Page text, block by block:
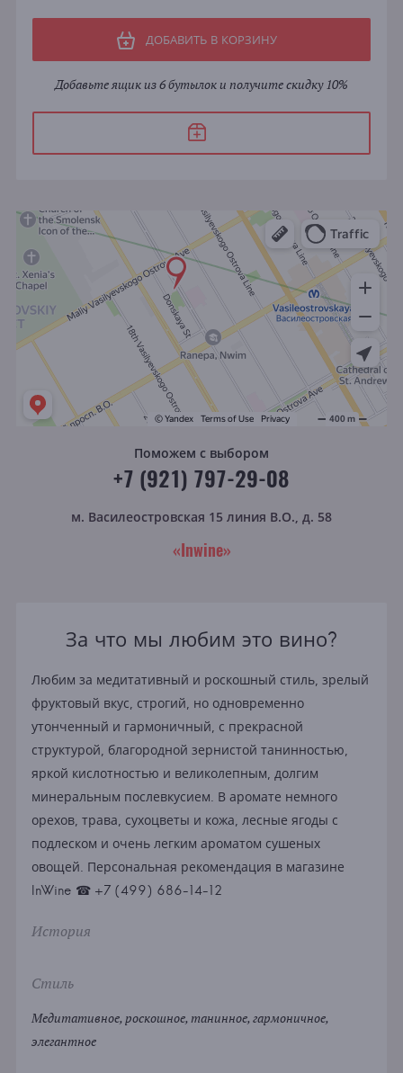
ДОБАВИТЬ В КОРЗИНУ
Добавьте ящик из 6 бутылок и получите скидку 10%
Поможем с выбором
+7 (921) 797-29-08
м. Василеостровская 15 линия В.О., д. 58
«Inwine»
За что мы любим это вино?
Любим за медитативный и роскошный стиль, зрелый
фруктовый вкус, строгий, но одновременно
утонченный и гармоничный, с прекрасной
структурой, благородной зернистой танинностью,
яркой кислотностью и великолепным, долгим
минеральным послевкусием. В аромате немного
орехов, трава, сухоцветы и кожа, лесные ягоды с
подлеском и очень легким ароматом сушеных
овощей. Персональная рекомендация в магазине
InWine ☎ +7 (499) 686-14-12
История
Стиль
Медитативное, роскошное, танинное, гармоничное,
элегантное